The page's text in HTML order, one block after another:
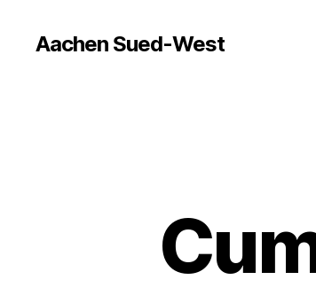
Aachen Sued-West